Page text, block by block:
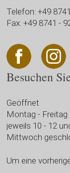
Telefon: +49
Fax: +49 8741 -
Besuchen
Geöffnet
Montag - Freitag
jeweils 10 - 12
Mittwoch
Um eine